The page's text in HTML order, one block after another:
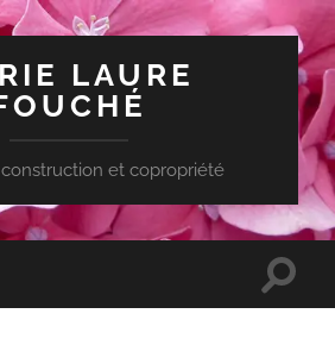
LAURE
et copropriété
Toggle